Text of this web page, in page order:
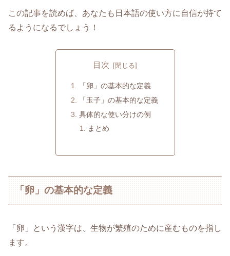
この記事を読めば、あなたも日本語の使い方に自信が持て
るようになるでしょう！
目次
「卵」の基本的な定義
「玉子」の基本的な定義
具体的な使い分けの例
まとめ
「卵」の基本的な定義
「卵」という漢字は、生物が繁殖のために産むものを指し
ます。